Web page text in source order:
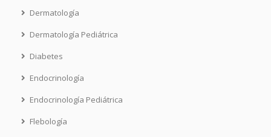
Dermatología
Dermatología Pediátrica
Diabetes
Endocrinología
Endocrinología Pediátrica
Flebología